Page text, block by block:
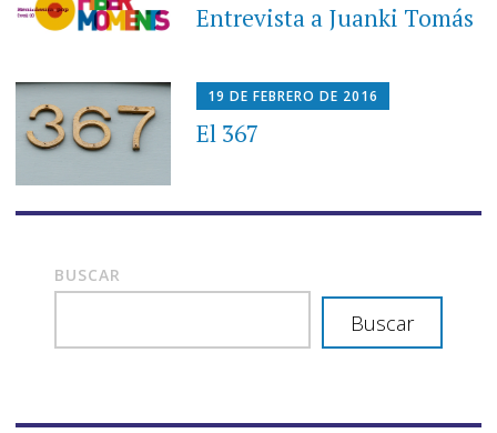
Entrevista a Juanki Tomás
19 DE FEBRERO DE 2016
El 367
BUSCAR
Buscar